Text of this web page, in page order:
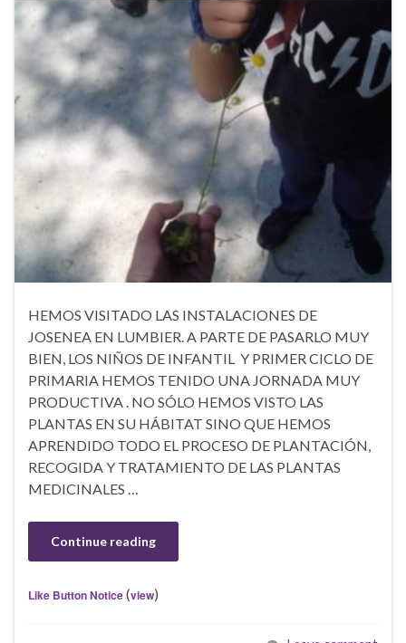
HEMOS VISITADO LAS INSTALACIONES DE
JOSENEA EN LUMBIER. A PARTE DE PASARLO MUY
BIEN, LOS NIÑOS DE INFANTIL Y PRIMER CICLO DE
PRIMARIA HEMOS TENIDO UNA JORNADA MUY
PRODUCTIVA . NO SÓLO HEMOS VISTO LAS
PLANTAS EN SU HÁBITAT SINO QUE HEMOS
APRENDIDO TODO EL PROCESO DE PLANTACIÓN,
RECOGIDA Y TRATAMIENTO DE LAS PLANTAS
MEDICINALES …
Continue reading
Like Button Notice(view)